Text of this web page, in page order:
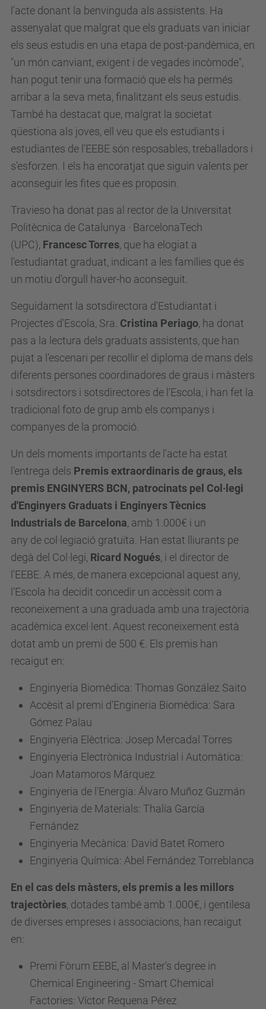
l'acte donant la benvinguda als assistents. Ha
assenyalat que malgrat que els graduats van iniciar
els seus estudis en una etapa de post-pandèmica, en
"un món canviant, exigent i de vegades incòmode",
han pogut tenir una formació que els ha permés
arribar a la seva meta, finalitzant els seus estudis.
També ha destacat que, malgrat la societat
qüestiona als joves, ell veu que els estudiants i
estudiantes de l'EEBE són resposables, treballadors i
s'esforzen. I els ha encoratjat que siguin valents per
aconseguir les fites que es proposin.
Travieso ha donat pas al rector de la Universitat
Politècnica de Catalunya · BarcelonaTech
(UPC), Francesc Torres, que ha elogiat a
l'estudiantat graduat, indicant a les famílies que és
un motiu d'orgull haver-ho aconseguit.
Seguidament la sotsdirectora d'Estudiantat i
Projectes d'Escola, Sra. Cristina Periago, ha donat
pas a la lectura de ls graduats assistents, que han
pujat a l'escenari per recollir el diploma de mans de ls
diferents persones coordinadores de graus i màsters
i sotsdirectors i sotsdirectores de l'Escola, i han fet la
tradicional foto de grup amb els companys i
companyes de la promoció.
Un de ls moments importants de l'acte ha estat
l'entrega de ls Premis extraordinaris de graus, els
premis ENGINYERS BCN, patrocinats pel Col·legi
d'Enginyers Graduats i Enginyers Tècnics
Industrials de Barcelona, amb 1.000€ i un
any de col·legiació gratuïta. Han estat lliurants pe
degà del Col·legi, Ricard Nogués, i el director de
l'EEBE. A més, de manera excepcional aquest any,
l’Escola ha decidit concedir un accèssit com a
reconeixement a una graduada amb una trajectòria
acadèmica excel·lent. Aquest reconeixement està
dotat amb un premi de 500 €. Els premis han
recaigut en:
Enginyeria Biomèdica: Thomas González Saito
Accèsit al premi d'Engineria Biomèdica: Sara
Gómez Palau
Enginyeria Elèctrica: Josep Mercadal Torres
Enginyeria Electrònica Industrial i Automàtica:
Joan Matamoros Márquez
Enginyeria de l'Energia: Álvaro Muñoz Guzmán
Enginyeria de Materials: Thalía García
Fernández
Enginyeria Mecànica: David Batet Romero
Enginyeria Química: Abel Fernández Torreblanca
En el cas dels màsters, els premis a les millors
trajectòries, dotades també amb 1.000€, i gentilesa
de diverses empreses i associacions, han recaigut
en:
Premi Fòrum EEBE, al Master's degree in
Chemical Engineering - Smart Chemical
Factories: Víctor Requena Pérez